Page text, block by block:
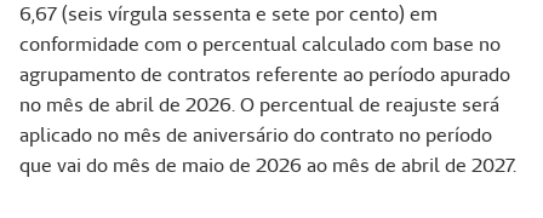
6,67 (seis vírgula sessenta e sete por cento) em
conformidade com o percentual calculado com base no
agrupamento de contratos referente ao período apurado
no mês de abril de 2026. O percentual de reajuste será
aplicado no mês de aniversário do contrato no período
que vai do mês de maio de 2026 ao mês de abril de 2027.